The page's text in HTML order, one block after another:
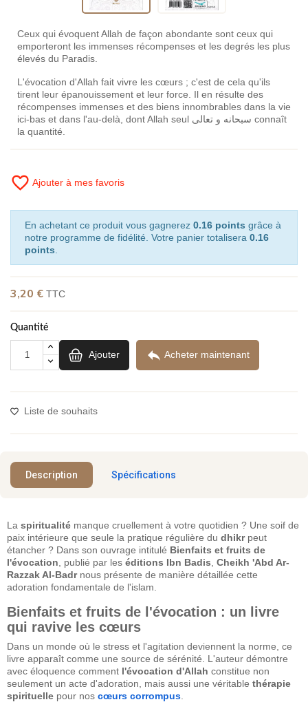
Ceux qui évoquent Allah de façon abondante sont ceux qui
emporteront les immenses récompenses et les degrés les plus
élevés du Paradis.
L'évocation d'Allah fait vivre les cœurs ; c'est de cela qu'ils
tirent leur épanouissement et leur force. Il en résulte des
récompenses immenses et des biens innombrables dans la vie
ici-bas et dans l'au-delà, dont Allah seul سبحانه و تعالى connaît
la quantité.
favorite_border Ajouter à mes favoris
En achetant ce produit vous gagnerez 0.16 points grâce à
notre programme de fidélité. Votre panier totalisera 0.16
points
3,20 € TTC
Quantité
Ajouter  Acheter maintenant
Liste de souhaits
Description Spécifications
La spiritualité manque cruellement à votre quotidien ? Une soif de
paix intérieure que seule la pratique régulière du dhikrpeut
étancher ? Dans son ouvrage intitulé Bienfaits et fruits de
l'évocation , publié par les éditions Ibn Badis Cheikh 'Abd Ar-
Razzak Al-Badrnous présente de manière détaillée cette
adoration fondamentale de l'islam.
Bienfaits et fruits de l'évocation : un livre
qui ravive les cœurs
Dans un monde où le stress et l'agitation deviennent la norme, ce
livre apparaît comme une source de sérénité. L'auteur démontre
avec éloquence comment l'évocation d'Allah constitue non
seulement un acte d'adoration, mais aussi une véritable thérapie
spirituelle pour nos cœurs corrompus